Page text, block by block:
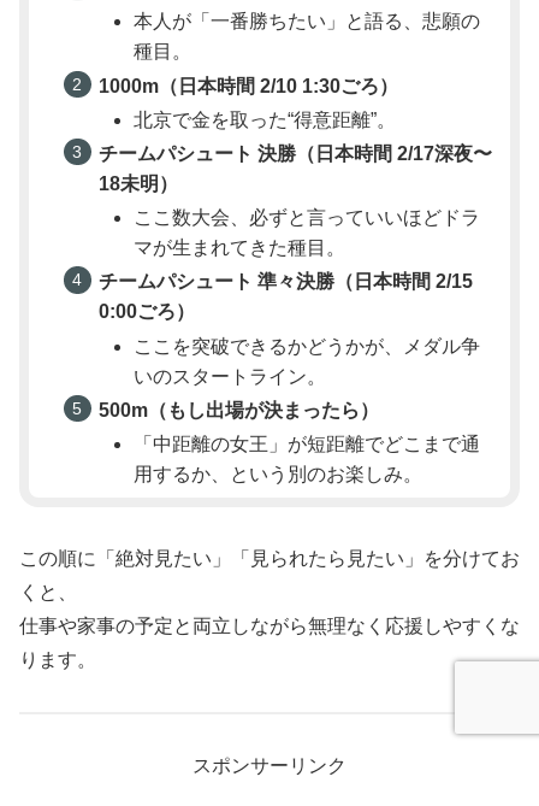
本人が「一番勝ちたい」と語る、悲願の
種目。
1000m（日本時間 2/10 1:30ごろ）
北京で金を取った“得意距離”。
チームパシュート 決勝（日本時間 2/17深夜〜
18未明）
ここ数大会、必ずと言っていいほどドラ
マが生まれてきた種目。
チームパシュート 準々決勝（日本時間 2/15
0:00ごろ）
ここを突破できるかどうかが、メダル争
いのスタートライン。
500m（もし出場が決まったら）
「中距離の女王」が短距離でどこまで通
用するか、という別のお楽しみ。
この順に「絶対見たい」「見られたら見たい」を分けてお
くと、
仕事や家事の予定と両立しながら無理なく応援しやすくな
ります。
スポンサーリンク